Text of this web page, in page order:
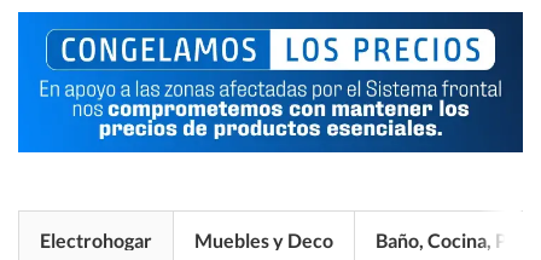
Electrohogar Muebles y Deco Baño, Cocina, Pisos